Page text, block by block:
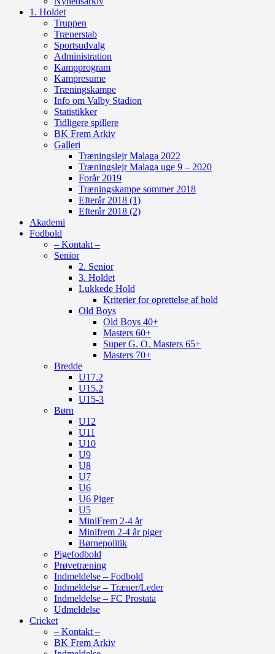
1. Holdet
Truppen
Trænerstab
Sportsudvalg
Administration
Kampprogram
Kampresume
Træningskampe
Info om Valby Stadion
Statistikker
Tidligere spillere
BK Frem Arkiv
Galleri
Træningslejr Malaga 2022
Træningslejr Malaga uge 9 – 2020
Forår 2019
Træningskampe sommer 2018
Efterår 2018 (1)
Efterår 2018 (2)
Akademi
Fodbold
– Kontakt –
Senior
2. Senior
3. Holdet
Lukkede Hold
Kriterier for oprettelse af hold
Old Boys
Old Boys 40+
Masters 60+
Super G. O. Masters 65+
Masters 70+
Bredde
U17.2
U15.2
U15-3
Børn
U12
U11
U10
U9
U8
U7
U6
U6 Piger
U5
MiniFrem 2-4 år
Minifrem 2-4 år piger
Børnepolitik
Pigefodbold
Prøvetræning
Indmeldelse – Fodbold
Indmeldelse – Træner/Leder
Indmeldelse – FC Prostata
Udmeldelse
Cricket
– Kontakt –
BK Frem Arkiv